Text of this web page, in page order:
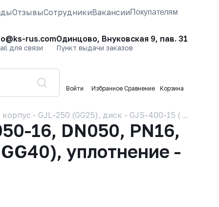
ОтзывыСотрудникиВакансииПокупателям
rus.com
для связи
Одинцово, Внуковская 9, пав. 31
Пункт выдачи заказов
Войти Избранное Сравнение Корзина
- GJL-250 (GG25), диск - GJS-400-15 (GGG40),
16, DN050, PN16,
уплотнение -